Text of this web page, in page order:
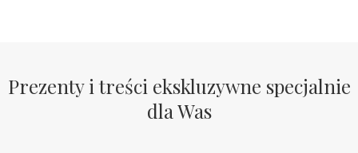
Prezenty i treści ekskluzywne specjalnie
dla Was